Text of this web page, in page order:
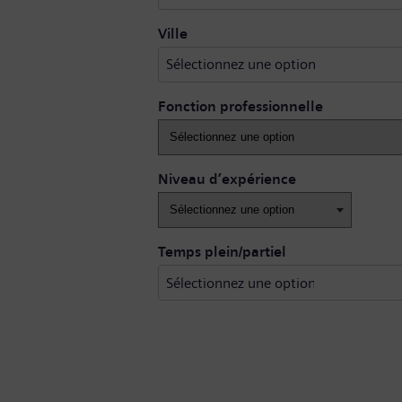
VilleSélectionnez une option
Sélectionnez une option
Fonction professionnelle
Niveau d’expérience
Temps plein/partiel